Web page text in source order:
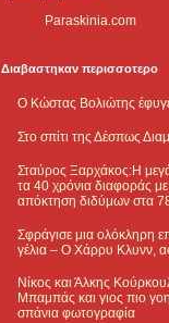
Paraskinia.com
Διαβαστηκαν περισσοτερο
Ο Κώστας Βολιώτης
Στο σπίτι της Δέσπως
Σταύρος Ξαρχάκος:Η
τα 40 χρόνια διαφοράς
απόκτηση διδύμων στα
Σφράγισε μια ολόκληρη
γέλια – Ο Χάρρυ Κλυνν,
Νίκος και Άλκης
Μπαμπάς και γιος πιο
σπάνια φωτογραφία